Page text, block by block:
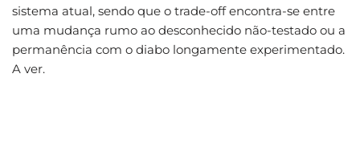
sistema atual, sendo que o trade-off encontra-se entre
uma mudança rumo ao desconhecido não-testado ou a
permanência com o diabo longamente experimentado.
A ver.